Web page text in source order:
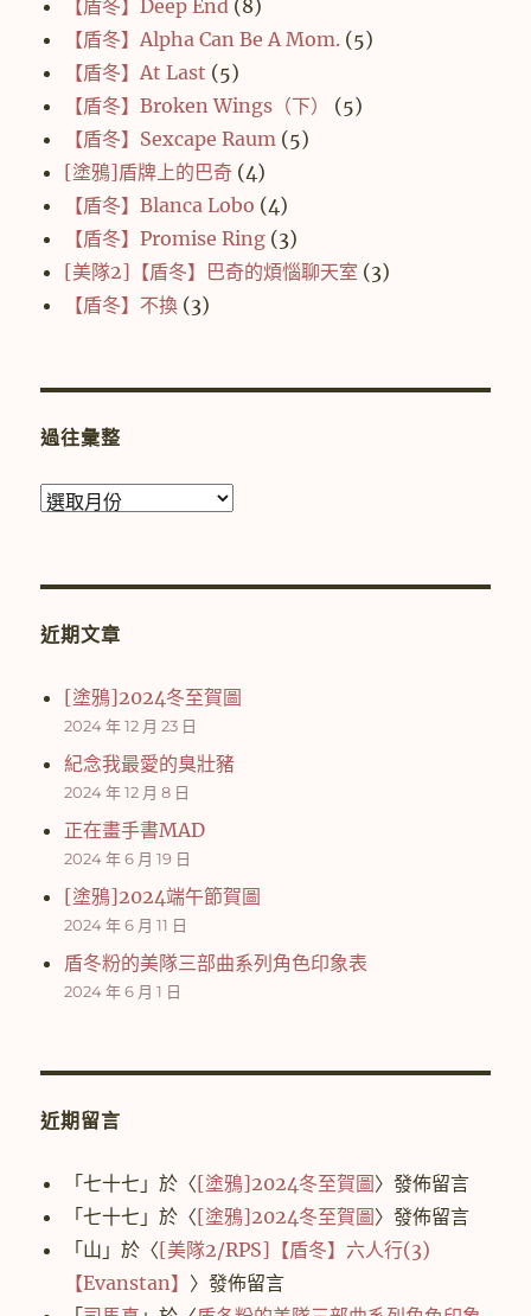
【盾冬】Deep End (8)
【盾冬】Alpha Can Be A Mom. (5)
【盾冬】At Last (5)
【盾冬】Broken Wings（下）
(5)
【盾冬】Sexcape Raum (5)
[塗鴉]盾牌上的巴奇 (4)
【盾冬】Blanca Lobo (4)
【盾冬】Promise Ring (3)
[美隊2]【盾冬】巴奇的煩惱聊天室 (3)
【盾冬】不換 (3)
過往彙整
過
近期文章
[塗鴉]2024冬至賀圖
2024 年 12 月 23 日
紀念我最愛的臭壯豬
2024 年 12 月 8 日
正在畫手書MAD
2024 年 6 月 19 日
[塗鴉]2024端午節賀圖
2024 年 6 月 11 日
盾冬粉的美隊三部曲系列角色印象表
2024 年 6 月 1 日
近期留言
「七十七 」於〈[塗鴉]2024冬至賀圖〉發佈留言
「七十七 」於〈[塗鴉]2024冬至賀圖〉發佈留言
「山 」於〈[美隊2/RPS]【盾冬】六人行(3)
【Evanstan】 〉發佈留言